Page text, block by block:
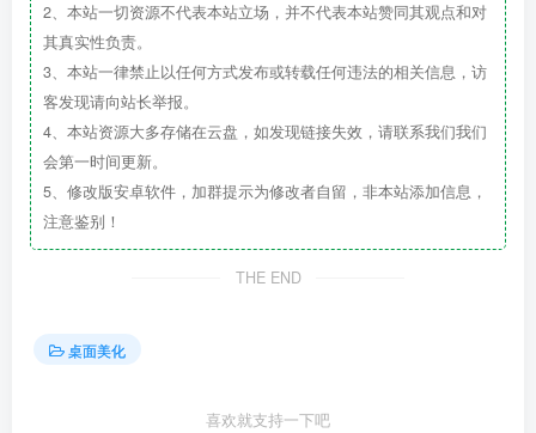
2、本站一切资源不代表本站立场，并不代表本站赞同其观点和对
其真实性负责。
3、本站一律禁止以任何方式发布或转载任何违法的相关信息，访
客发现请向站长举报。
4、本站资源大多存储在云盘，如发现链接失效，请联系我们我们
会第一时间更新。
5、修改版安卓软件，加群提示为修改者自留，非本站添加信息，
注意鉴别！
THE END
桌面美化
喜欢就支持一下吧